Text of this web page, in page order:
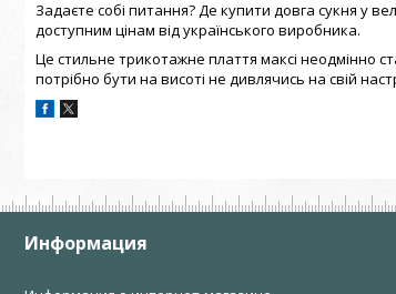
Задаєте собі питання? Де купити довга сукня у
доступним цінам від українського виробника.
Це стильне трикотажне плаття максі неодмінно
потрібно бути на висоті не дивлячись на свій
Информация